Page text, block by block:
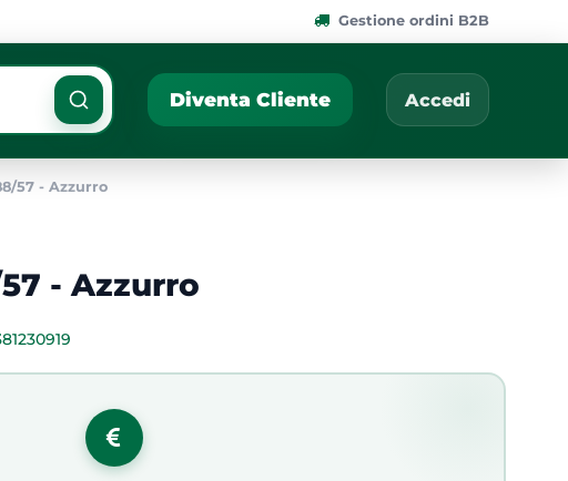
Gestione ordini B2B
filtri disponibili. Cerca per nome,
Diventa Cliente Accedi
57 - Azzurro
- Azzurro